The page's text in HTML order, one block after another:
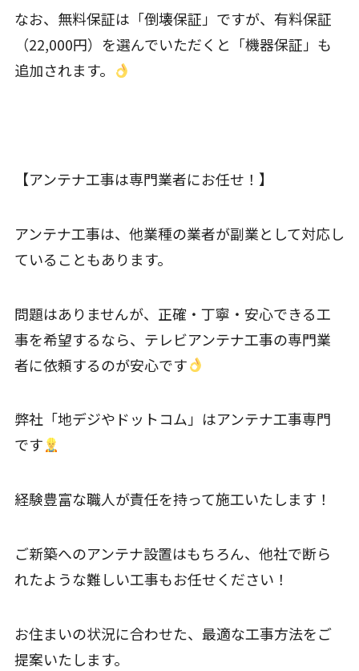
なお、無料保証は「倒壊保証」ですが、有料保証
（22,000円）を選んでいただくと「機器保証」も
追加されます。
【アンテナ工事は専門業者にお任せ！】
アンテナ工事は、他業種の業者が副業として対応し
ていることもあります。
問題はありませんが、正確・丁寧・安心できる工
事を希望するなら、テレビアンテナ工事の専門業
者に依頼するのが安心です
弊社「地デジやドットコム」はアンテナ工事専門
です
経験豊富な職人が責任を持って施工いたします！
ご新築へのアンテナ設置はもちろん、他社で断ら
れたような難しい工事もお任せください！
お住まいの状況に合わせた、最適な工事方法をご
提案いたします。